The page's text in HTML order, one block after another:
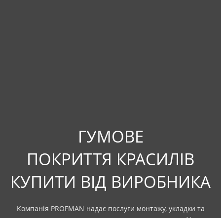
ГУМОВЕ
ПОКРИТТЯ КРАСИЛІВ
КУПИТИ ВІД ВИРОБНИКА
Компанія PROFMAN надає послуги монтажу, укладки та